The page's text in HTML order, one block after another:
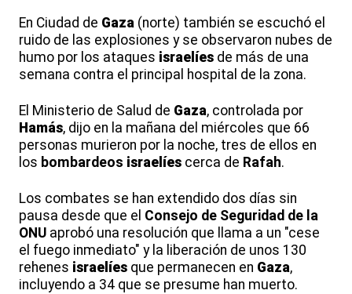
En Ciudad de Gaza (norte) también se escuchó el
ruido de las explosiones y se observaron nubes de
humo por los ataques israelíes de más de una
semana contra el principal hospital de la zona.
El Ministerio de Salud de Gaza, controlada por
Hamás, dijo en la mañana del miércoles que 66
personas murieron por la noche, tres de ellos en
los bombardeos israelíes cerca de Rafah.
Los combates se han extendido dos días sin
pausa desde que el Consejo de Seguridad de la
ONU aprobó una resolución que llama a un "cese
el fuego inmediato" y la liberación de unos 130
rehenes israelíes que permanecen en Gaza,
incluyendo a 34 que se presume han muerto.